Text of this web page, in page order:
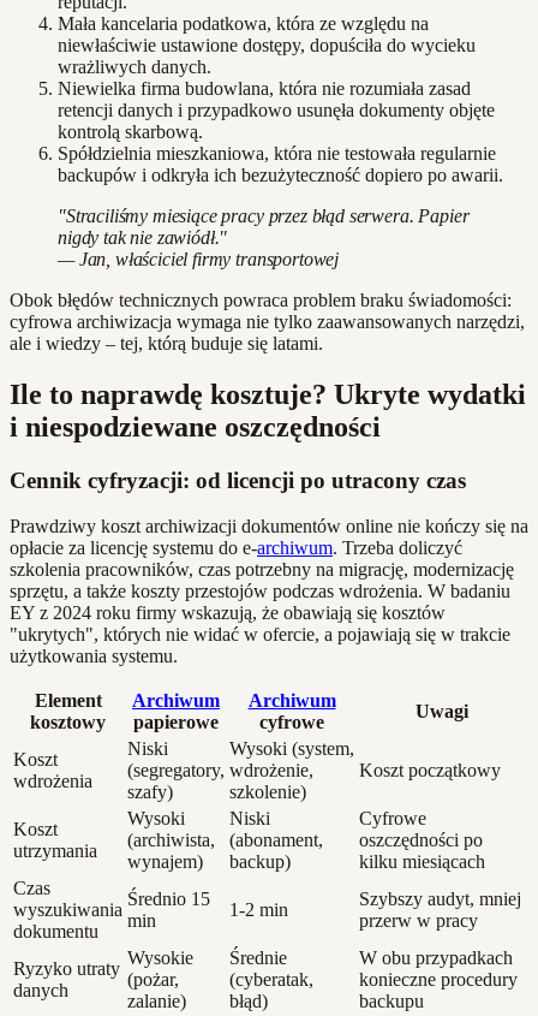
Mała kancelaria podatkowa, która ze względu na
niewłaściwie ustawione dostępy, dopuściła do wycieku
wrażliwych danych.
Niewielka firma budowlana, która nie rozumiała zasad
retencji danych i przypadkowo usunęła dokumenty objęte
kontrolą skarbową.
Spółdzielnia mieszkaniowa, która nie testowała regularnie
backupów i odkryła ich bezużyteczność dopiero po awarii.
"Straciliśmy miesiące pracy przez błąd serwera. Papier
nigdy tak nie zawiódł."
— Jan, właściciel firmy transportowej
Obok błędów technicznych powraca problem braku świadomości:
cyfrowa archiwizacja wymaga nie tylko zaawansowanych narzędzi,
ale i wiedzy – tej, którą buduje się latami.
Ile to naprawdę kosztuje? Ukryte wydatki
i niespodziewane oszczędności
Cennik cyfryzacji: od licencji po utracony czas
Prawdziwy koszt archiwizacji dokumentów online nie kończy się na
opłacie za licencję systemu do e-archiwum. Trzeba doliczyć
szkolenia pracowników, czas potrzebny na migrację, modernizację
sprzętu, a także koszty przestojów podczas wdrożenia. W badaniu
EY z 2024 roku firmy wskazują, że obawiają się kosztów
"ukrytych", których nie widać w ofercie, a pojawiają się w trakcie
użytkowania systemu.
Element
kosztowy
Archiwum
papierowe
Archiwum
cyfrowe
Uwagi
Koszt
wdrożenia
Niski
(segregatory,
szafy)
Wysoki (system,
wdrożenie,
szkolenie)
Koszt początkowy
Koszt
utrzymania
Wysoki
(archiwista,
wynajem)
Niski
(abonament,
backup)
Cyfrowe
oszczędności po
kilku miesiącach
Czas
wyszukiwania
dokumentu
Średnio 15
min
1-2 min
Szybszy audyt, mniej
przerw w pracy
Ryzyko utraty
danych
Wysokie
(pożar,
zalanie)
Średnie
(cyberatak,
błąd)
W obu przypadkach
konieczne procedury
backupu